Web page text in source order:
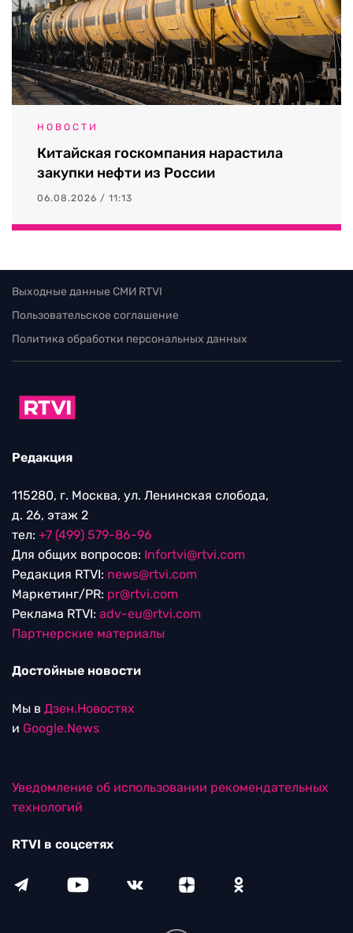
НОВОСТИ
Китайская госкомпания нарастила
закупки нефти из России
06.08.2026 / 11:13
Выходные данные СМИ RTVI
Пользовательское соглашение
Политика обработки персональных данных
Редакция
115280, г. Москва, ул. Ленинская слобода,
д. 26, этаж 2
тел: +7 (499) 579-86-96
Для общих вопросов: Infortvi@rtvi.com
Редакция RTVI: news@rtvi.com
Маркетинг/PR: pr@rtvi.com
Реклама RTVI: adv-eu@rtvi.com
Партнерские материалы
Достойные новости
Мы в Дзен.Новостях
и Google.News
Уведомление об использовании рекомендательных
технологий
RTVI в соцсетях